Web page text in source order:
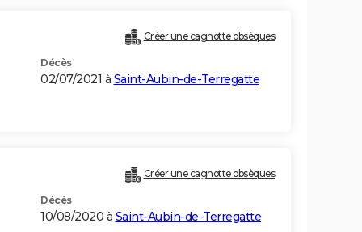
Créer une cagnotte obsèques
Décès
02/07/2021 à Saint-Aubin-de-Terregatte
Créer une cagnotte obsèques
Décès
10/08/2020 à Saint-Aubin-de-Terregatte